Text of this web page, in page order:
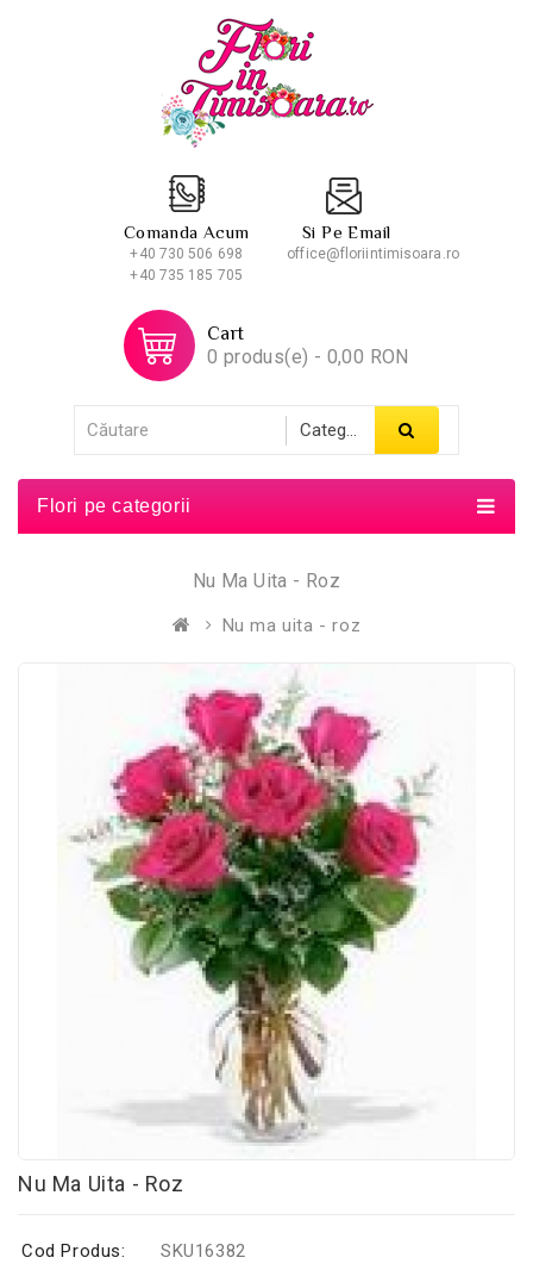
Comanda Acum
+40 730 506 698
+40 735 185 705
Si Pe Email
office@floriintimisoara.ro
Cart
0 produs(e) - 0,00 RON
Flori pe categorii
Nu Ma Uita - Roz
Nu ma uita - roz
Nu Ma Uita - Roz
Cod Produs:
SKU16382